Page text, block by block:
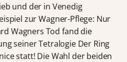
und der in Venedig
zur Wagner-Pflege: Nur
Wagners Tod fand die
seiner Tetralogie Der Ring
statt! Die Wahl der beiden